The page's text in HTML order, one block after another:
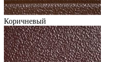
Коричневый